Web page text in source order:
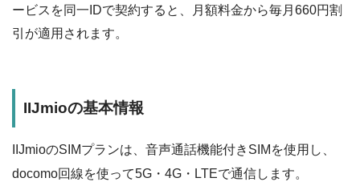
ービスを同一IDで契約すると、月額料金から毎月660円割
引が適用されます。
IIJmioの基本情報
IIJmioのSIMプランは、音声通話機能付きSIMを使用し、
docomo回線を使って5G・4G・LTEで通信します。